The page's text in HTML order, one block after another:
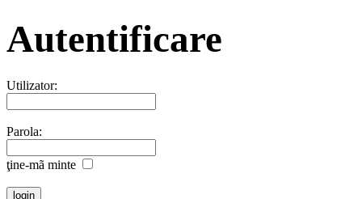
Autentificare
Utilizator:
Parola:
ţine-mã minte